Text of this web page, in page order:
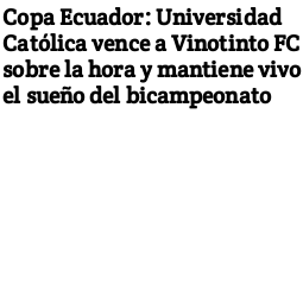
Copa Ecuador: Universidad
Católica vence a Vinotinto FC
sobre la hora y mantiene vivo
el sueño del bicampeonato